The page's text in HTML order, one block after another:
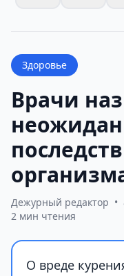
Здоровье
Врачи
Дежурный редактор •
2 мин чтения
О вреде